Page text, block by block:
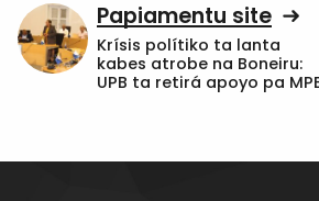
Papiamentu site
Krísis polítiko ta lanta
kabes atrobe na Boneiru:
UPB ta retirá apoyo pa